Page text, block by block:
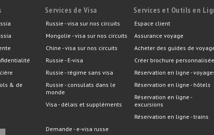
& de
Services de Visa
Russie - visa sur nos circuits
Mongolie - visa sur nos circuits
Chine - visa sur nos circuits
Russie - E-visa
Russie - régime sans visa
Russie - consulats dans le
monde
Visa - délais et suppléments
Demande - e-visa russe
Services et Outils en
Espace client
Assurance voyage
Acheter des guides de
Créer brochure personnalisée
Réservation en ligne -
Réservation en ligne - hôtels
Réservation en ligne -
excursions
Réservation en ligne - trains